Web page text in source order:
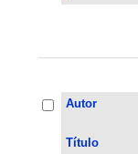
Autor
Título